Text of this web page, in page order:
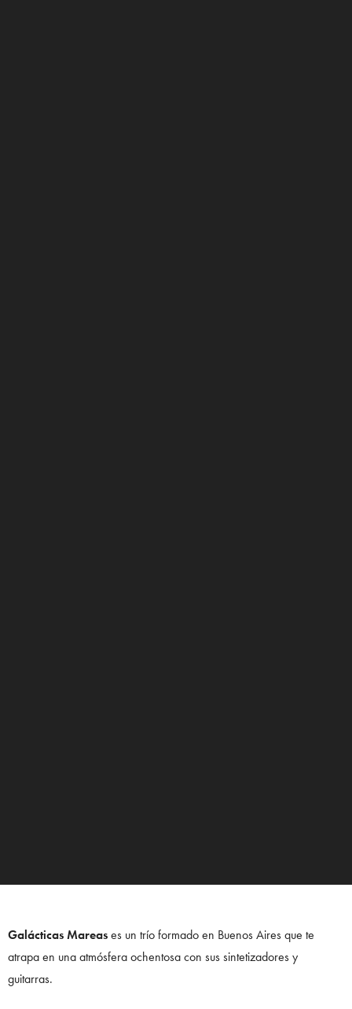
Galácticas Mareases un trío formado en Buenos Aires que te
atrapa en una atmósfera ochentosa con sus sintetizadores y
guitarras.